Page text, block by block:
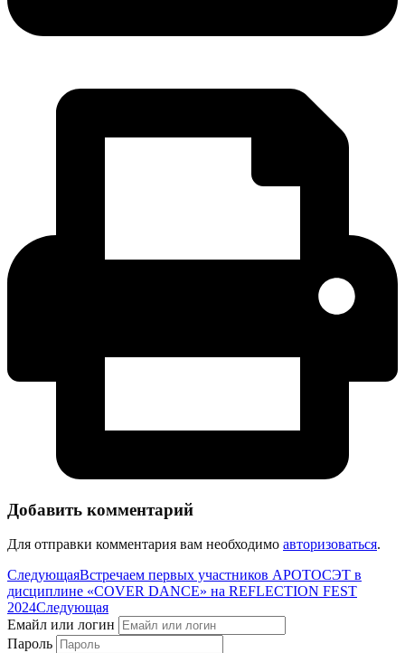
Добавить комментарий
Для отправки комментария вам необходимо авторизоваться.
СледующаяВстречаем первых участников АРОТОСЭТ в
дисциплине «COVER DANCE» на REFLECTION FEST
2024Следующая
Емайл или логин
Пароль